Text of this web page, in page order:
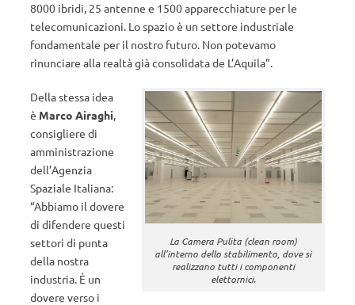
8000 ibridi, 25 antenne e 1500 apparecchiature per le
telecomunicazioni. Lo spazio è un settore industriale
fondamentale per il nostro futuro. Non potevamo
rinunciare alla realtà già consolidata de L’Aquila”.
La Camera Pulita (clean room)
all’interno dello stabilimento, dove si
realizzano tutti i componenti
elettornici.
Della stessa idea
è Marco Airaghi,
consigliere di
amministrazione
dell’Agenzia
Spaziale Italiana:
“Abbiamo il dovere
di difendere questi
settori di punta
della nostra
industria. È un
dovere verso i